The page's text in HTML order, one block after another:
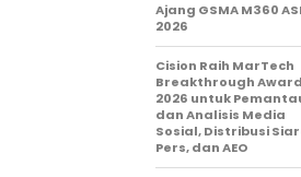
Ajang GSMA M360
2026
Cision Raih MarTech
Breakthrough
2026 untuk
dan Analisis Media
Sosial, Distribusi
Pers, dan AEO